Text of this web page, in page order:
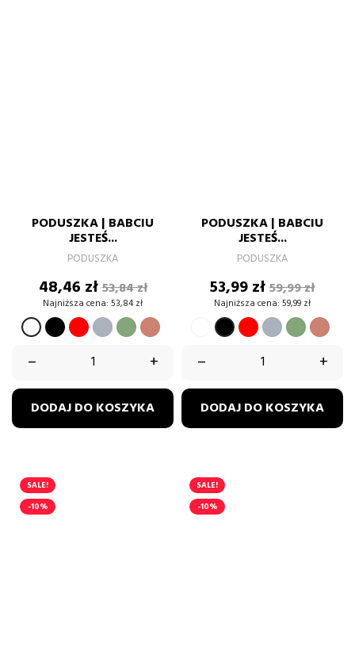
PODUSZKA | BABCIU
JESTEŚ...
PODUSZKA
Cena
48,46 złCena
podstawowa
53,84 zł
Najniższa cena: 53,84 zł
BIAŁYCZARNYCZERWONY
SZARYZIELONYBRUDNY
– +
DODAJ DO KOSZYKA
PODUSZKA | BABCIU
JESTEŚ...
PODUSZKA
Cena
53,99 złCena
59,99 zł
Najniższa cena: 59,99 zł
BIAŁYCZARNYCZERWONY
SZARYZIELONY
– +
DODAJ DO KOSZYKA
SALE!
-10%
SALE!
-10%